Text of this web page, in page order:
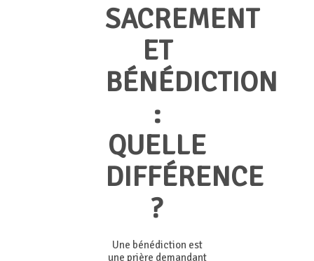
SACREMENT
ET
BÉNÉDICTION
:
QUELLE
DIFFÉRENCE
?
Une bénédiction est
une prière demandant